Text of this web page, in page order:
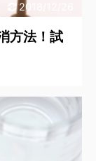
2018/12/26
方法！試